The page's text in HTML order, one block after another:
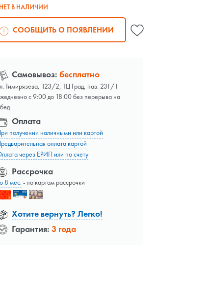
НЕТ В НАЛИЧИИ
СООБЩИТЬ О ПОЯВЛЕНИИ
Самовывоз: бесплатно
Тимирязева, 123/2, ТЦ Град, пав. 231/1
с 9:00 до 18:00 без перерыва на
Оплата
получении наличными или картой
оплата картой
через ЕРИП или по счету
Рассрочка
8 мес.- по картам рассрочки
Хотите вернуть? Легко!
Гарантия: 3 года